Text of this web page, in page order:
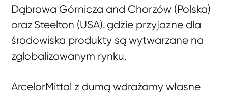
Dąbrowa Górnicza and Chorzów (Polska)
oraz Steelton (USA). gdzie przyjazne dla
środowiska produkty są wytwarzane na
zglobalizowanym rynku.
ArcelorMittal z dumą wdrażamy własne